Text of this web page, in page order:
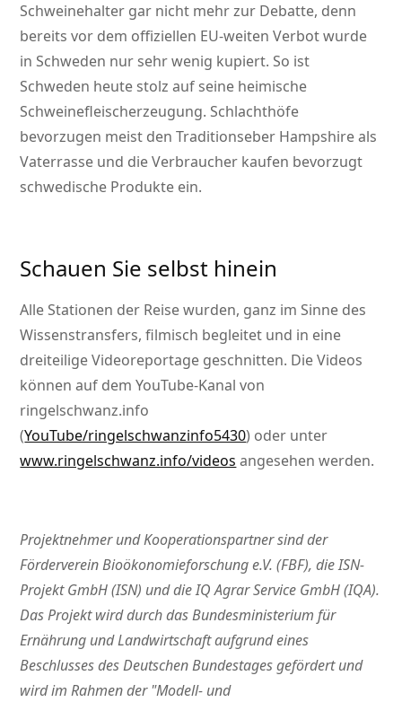
Schweinehalter gar nicht mehr zur Debatte, denn
bereits vor dem offiziellen EU-weiten Verbot wurde
in Schweden nur sehr wenig kupiert. So ist
Schweden heute stolz auf seine heimische
Schweinefleischerzeugung. Schlachthöfe
bevorzugen meist den Traditionseber Hampshire als
Vaterrasse und die Verbraucher kaufen bevorzugt
schwedische Produkte ein.
Schauen Sie selbst hinein
Alle Stationen der Reise wurden, ganz im Sinne des
Wissenstransfers, filmisch begleitet und in eine
dreiteilige Videoreportage geschnitten. Die Videos
können auf dem YouTube-Kanal von
ringelschwanz.info
(YouTube/ringelschwanzinfo5430) oder unter
www.ringelschwanz.info/videos angesehen werden.
Projektnehmer und Kooperationspartner sind der
Förderverein Bioökonomieforschung e.V. (FBF), die ISN-
Projekt GmbH (ISN) und die IQ Agrar Service GmbH (IQA).
Das Projekt wird durch das Bundesministerium für
Ernährung und Landwirtschaft aufgrund eines
Beschlusses des Deutschen Bundestages gefördert und
wird im Rahmen der Modell- und